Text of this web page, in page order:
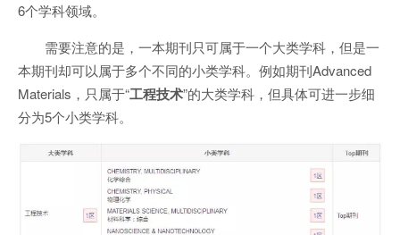
6个学科领域。
需要注意的是，一本期刊只可属于一个大类学科，但是一
本期刊却可以属于多个不同的小类学科。例如期刊Advanced
Materials，只属于“工程技术”的大类学科，但具体可进一步细
分为5个小类学科。